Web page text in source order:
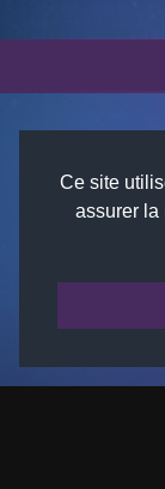
Ce site
assurer la